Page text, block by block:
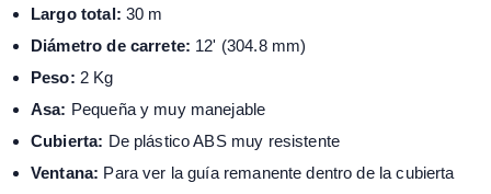
Largo total: 30 m
Diámetro de carrete: 12' (304.8 mm)
Peso: 2 Kg
Asa: Pequeña y muy manejable
Cubierta: De plástico ABS muy resistente
Ventana: Para ver la guía remanente dentro de la cubierta